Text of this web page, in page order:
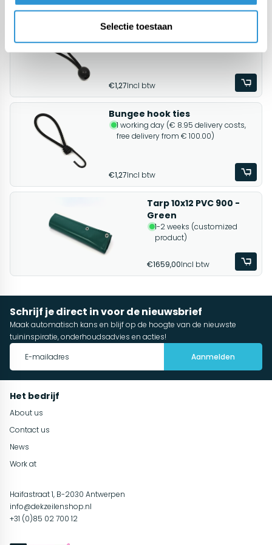
Selectie toestaan
Related products
Black ball bungee
free delivery from € 100.00)
€1,27Incl btw
Bungee hook ties
1 working day (€ 8.95 delivery costs,
free delivery from € 100.00)
€1,27Incl btw
Tarp 10x12 PVC 900 -
Green
1-2 weeks (customized
product)
€1659,00Incl btw
Schrijf je direct in voor de nieuwsbrief
Maak automatisch kans en blijf op de hoogte van de nieuwste
tuininspiratie, onderhoudsadvies en acties!
Aanmelden
Het bedrijf
About us
Contact us
News
Work at
Haifastraat 1, B-2030 Antwerpen
info@dekzeilenshop.nl
+31 (0)85 02 700 12